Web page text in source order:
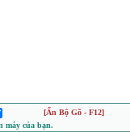
[Ẩn Bộ Gõ - F12]
máy của bạn.